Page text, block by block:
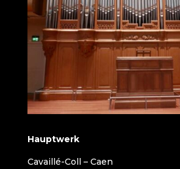
Hauptwerk
Cavaillé-Coll – Caen